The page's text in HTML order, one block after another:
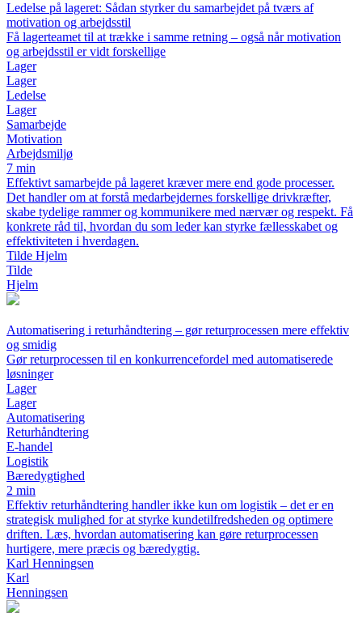
Ledelse på lageret: Sådan styrker du samarbejdet på tværs af
motivation og arbejdsstil
Få lagerteamet til at trække i samme retning – også når motivation
og arbejdsstil er vidt forskellige
Lager
Lager
Ledelse
Lager
Samarbejde
Motivation
Arbejdsmiljø
7 min
Effektivt samarbejde på lageret kræver mere end gode processer.
Det handler om at forstå medarbejdernes forskellige drivkræfter,
skabe tydelige rammer og kommunikere med nærvær og respekt. Få
konkrete råd til, hvordan du som leder kan styrke fællesskabet og
effektiviteten i hverdagen.
Tilde Hjelm
Tilde
Hjelm
Automatisering i returhåndtering – gør returprocessen mere effektiv
og smidig
Gør returprocessen til en konkurrencefordel med automatiserede
løsninger
Lager
Lager
Automatisering
Returhåndtering
E-handel
Logistik
Bæredygtighed
2 min
Effektiv returhåndtering handler ikke kun om logistik – det er en
strategisk mulighed for at styrke kundetilfredsheden og optimere
driften. Læs, hvordan automatisering kan gøre returprocessen
hurtigere, mere præcis og bæredygtig.
Karl Henningsen
Karl
Henningsen